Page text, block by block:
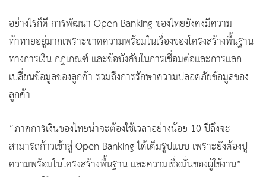
อย่างไรก็ดี การพัฒนา Open Banking ของไทยยังคงมีความ
ท้าทายอยู่มากเพราะขาดความพร้อมในเรื่องของโครงสร้างพื้นฐาน
ทางการเงิน กฎเกณฑ์ และข้อบังคับในการเชื่อมต่อและการแลก
เปลี่ยนข้อมูลของลูกค้า รวมถึงการรักษาความปลอดภัยข้อมูลของ
ลูกค้า
“ภาคการเงินของไทยน่าจะต้องใช้เวลาอย่างน้อย 10 ปีถึงจะ
สามารถก้าวเข้าสู่ Open Banking ได้เต็มรูปแบบ เพราะยังต้องปู
ความพร้อมในโครงสร้างพื้นฐาน และความเชื่อมั่นของผู้ใช้งาน”